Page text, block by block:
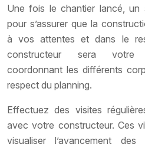
Une fois le chantier lancé, un
pour s’assurer que la
à vos attentes et dans le
constructeur sera votre
coordonnant les différents
respect du planning.
Effectuez des visites
avec votre constructeur. Ces
visualiser l’avancement